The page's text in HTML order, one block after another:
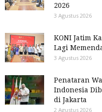
2026
3 Agustus 2026
KONI Jatim
Lagi
3 Agustus 2026
Penataran
Indonesia
di Jakarta
2 Agustus 2026